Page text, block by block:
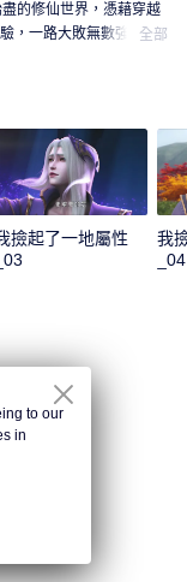
的修仙世界，憑藉穿越
，一路大敗無數強敵，
復甦後，界外勢力將玄
與塵海老祖攜手弒神，
到使塵海老祖復生的辦
全部
撿起了一地屬性
_03
我
_04
運篇
to our
in